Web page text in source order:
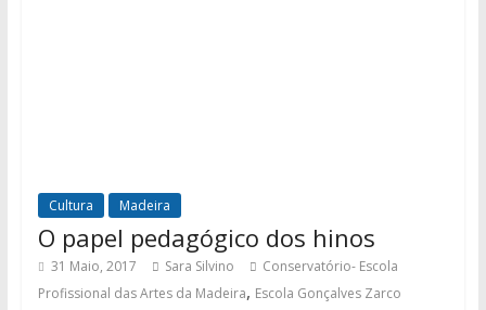
Cultura Madeira
O papel pedagógico dos hinos
31 Maio, 2017 Sara Silvino
Conservatório- Escola
Profissional das Artes da Madeira, Escola Gonçalves Zarco